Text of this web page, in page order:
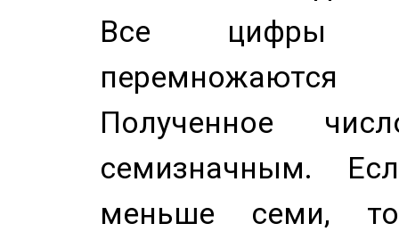
Все цифры
Полученное
семизначным.
меньше семи,